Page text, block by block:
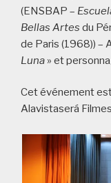
(ENSBAP –
Bellas Artes du
de Paris (1968)) –
Luna » et
Cet événement
Alavistaserá